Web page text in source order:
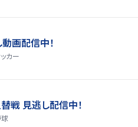
画配信中！
カー
戦 見逃し配信中！